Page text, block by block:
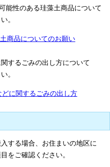
能性のある珪藻土商品について
。
商品についてのお願い
するごみの出し方について
。
に関するごみの出し方
する場合、お住まいの地区に
をご確認ください。